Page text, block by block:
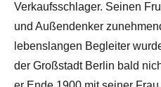
Verkaufsschlager. Seinen
und Außendenker
lebenslangen Begleiter
der Großstadt Berlin bald